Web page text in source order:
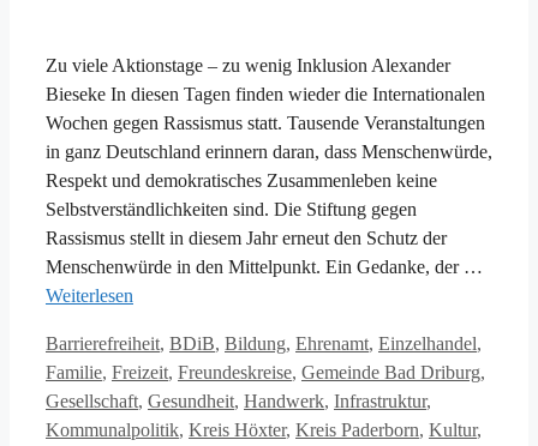
Zu viele Aktionstage – zu wenig Inklusion Alexander
Bieseke In diesen Tagen finden wieder die Internationalen
Wochen gegen Rassismus statt. Tausende Veranstaltungen
in ganz Deutschland erinnern daran, dass Menschenwürde,
Respekt und demokratisches Zusammenleben keine
Selbstverständlichkeiten sind. Die Stiftung gegen
Rassismus stellt in diesem Jahr erneut den Schutz der
Menschenwürde in den Mittelpunkt. Ein Gedanke, der …
Weiterlesen
Kategorien
Barrierefreiheit, BDiB, Bildung, Ehrenamt, Einzelhandel,
Familie, Freizeit, Freundeskreise, Gemeinde Bad Driburg,
Gesellschaft, Gesundheit, Handwerk, Infrastruktur,
Kommunalpolitik, Kreis Höxter, Kreis Paderborn, Kultur,